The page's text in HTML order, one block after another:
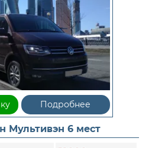
Подробнее
Мультивэн 6 мест